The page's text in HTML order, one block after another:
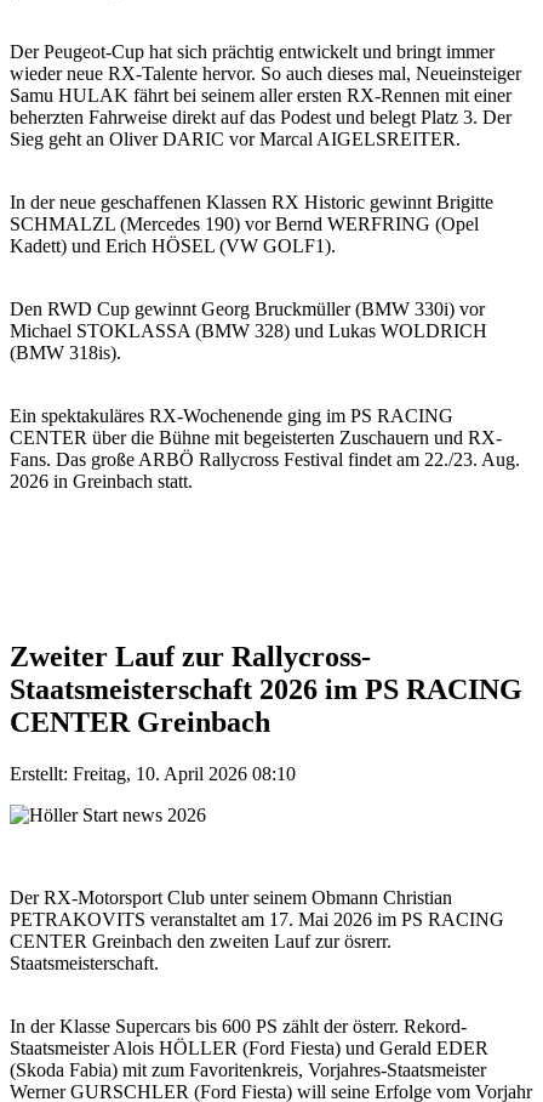
Der Peugeot-Cup hat sich prächtig entwickelt und bringt immer
wieder neue RX-Talente hervor. So auch dieses mal, Neueinsteiger
Samu HULAK fährt bei seinem aller ersten RX-Rennen mit einer
beherzten Fahrweise direkt auf das Podest und belegt Platz 3. Der
Sieg geht an Oliver DARIC vor Marcal AIGELSREITER.
In der neue geschaffenen Klassen RX Historic gewinnt Brigitte
SCHMALZL (Mercedes 190) vor Bernd WERFRING (Opel
Kadett) und Erich HÖSEL (VW GOLF1).
Den RWD Cup gewinnt Georg Bruckmüller (BMW 330i) vor
Michael STOKLASSA (BMW 328) und Lukas WOLDRICH
(BMW 318is).
Ein spektakuläres RX-Wochenende ging im PS RACING
CENTER über die Bühne mit begeisterten Zuschauern und RX-
Fans. Das große ARBÖ Rallycross Festival findet am 22./23. Aug.
2026 in Greinbach statt.
Zweiter Lauf zur Rallycross-
Staatsmeisterschaft 2026 im PS RACING
CENTER Greinbach
Erstellt: Freitag, 10. April 2026 08:10
Der RX-Motorsport Club unter seinem Obmann Christian
PETRAKOVITS veranstaltet am 17. Mai 2026 im PS RACING
CENTER Greinbach den zweiten Lauf zur ösrerr.
Staatsmeisterschaft.
In der Klasse Supercars bis 600 PS zählt der österr. Rekord-
Staatsmeister Alois HÖLLER (Ford Fiesta) und Gerald EDER
(Skoda Fabia) mit zum Favoritenkreis, Vorjahres-Staatsmeister
Werner GURSCHLER (Ford Fiesta) will seine Erfolge vom Vorjahr